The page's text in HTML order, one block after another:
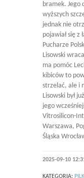
bramek. Jego
wyższych
jednak nie
pojawiał się z
Pucharze
Lisowski
ma pomóc
kibiców to
strzelać, ale i
Lisowski był
jego
Vitrosilicon-
Warszawa,
Śląska
2025-09-10
KATEGORIA: